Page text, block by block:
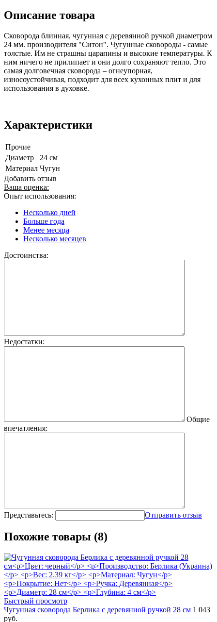
Описание товара
Сковорода блинная, чугунная с деревянной ручкой диаметром
24 мм. производителя "Ситон". Чугунные сковороды - самые
толстые. Им не страшны царапины и высокие температуры. К
ним ничего не прилипает и они долго сохраняют тепло. Это
самая долговечная сковорода – огнеупорная,
износоустойчивая, подходит для всех кухонных плит и для
использования в духовке.
Характеристики
Прочие
Диаметр
24 см
Материал Чугун
Добавить отзыв
Ваша оценка:
Опыт использования:
Несколько дней
Больше года
Менее месяца
Несколько месяцев
Достоинства:
Недостатки:
Общие
впечатления:
Представьтесь: Отправить отзыв
Похожие товары (8)
Быстрый просмотр
Чугунная сковорода Берлика с деревянной ручкой 28 см 1 043
руб.